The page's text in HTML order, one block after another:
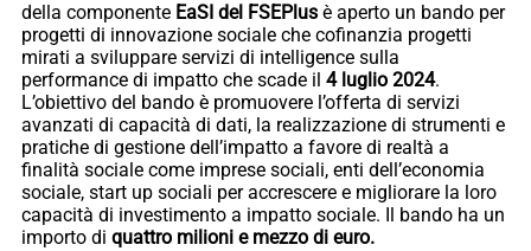
della componente EaSI del FSEPlus è aperto un bando per
progetti di innovazione sociale che cofinanzia progetti
mirati a sviluppare servizi di intelligence sulla
performance di impatto che scade il 4 luglio 2024.
L’obiettivo del bando è promuovere l’offerta di servizi
avanzati di capacità di dati, la realizzazione di strumenti e
pratiche di gestione dell’impatto a favore di realtà a
finalità sociale come imprese sociali, enti dell’economia
sociale, start up sociali per accrescere e migliorare la loro
capacità di investimento a impatto sociale. Il bando ha un
importo di quattro milioni e mezzo di euro.